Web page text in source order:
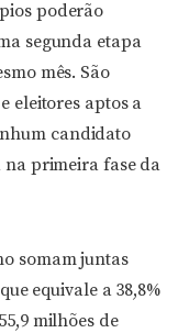
poderão
segunda etapa
mês. São
eleitores aptos a
candidato
primeira fase da
somam juntas
equivale a 38,8%
milhões de